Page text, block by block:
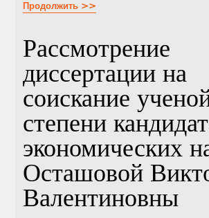
Продолжить >>
Рассмотрение
диссертации на
соискание
степени
экономических
Осташовой
Валентиновны